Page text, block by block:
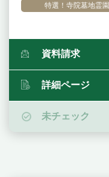
特選！寺院墓地霊園
資料請求
詳細ページ
未チェック